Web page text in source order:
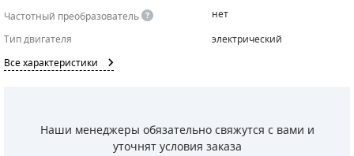
Частотный преобразователь
нет
Тип двигателя
электрический
Все характеристики
Наши менеджеры обязательно свяжутся с вами и
уточнят условия заказа
РУКАВА ВЫСОКОГО ДАВЛЕНИЯ (РВД)
ЗАПЧАСТИ ДЛЯ ВИНТОВЫХ КОМПРЕССОРОВ
ФИЛЬТРОВ